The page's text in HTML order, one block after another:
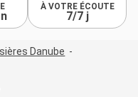
À VOTRE ÉCOUTE
7/7 j
Danube